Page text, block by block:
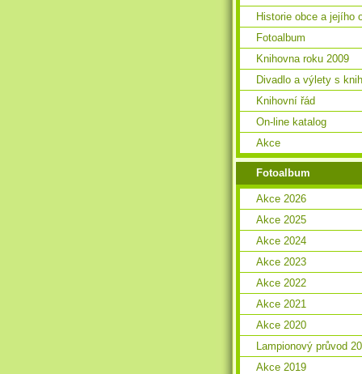
Historie obce a jejího
Fotoalbum
Knihovna roku 2009
Divadlo a výlety s
Knihovní řád
On-line katalog
Akce
Fotoalbum
Akce 2026
Akce 2025
Akce 2024
Akce 2023
Akce 2022
Akce 2021
Akce 2020
Lampionový průvod
Akce 2019